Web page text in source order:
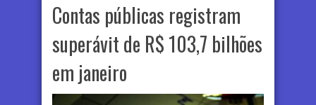
Contas públicas registram
superávit de R$ 103,7 bilhões
em janeiro